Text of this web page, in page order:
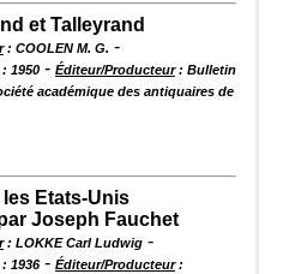
et Talleyrand
: COOLEN M. G. -
: 1950 - Éditeur/Producteur: Bulletin
académique des antiquaires de
les Etats-Unis
Joseph Fauchet
: LOKKE Carl Ludwig -
: 1936 - Éditeur/Producteur: